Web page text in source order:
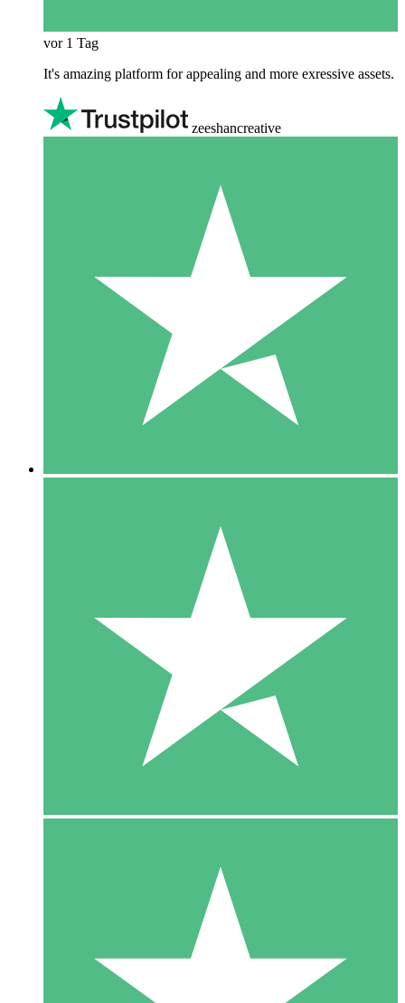
vor 1 Tag
It's amazing platform for appealing and more exressive assets.
zeeshancreative